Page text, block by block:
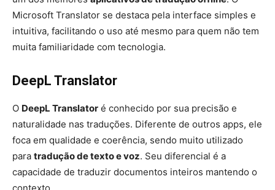
Microsoft Translator se destaca pela interface simples e
intuitiva, facilitando o uso até mesmo para quem não tem
muita familiaridade com tecnologia.
DeepL Translator
O DeepL Translator é conhecido por sua precisão e
naturalidade nas traduções. Diferente de outros apps, ele
foca em qualidade e coerência, sendo muito utilizado
para tradução de texto e voz. Seu diferencial é a
capacidade de traduzir documentos inteiros mantendo o